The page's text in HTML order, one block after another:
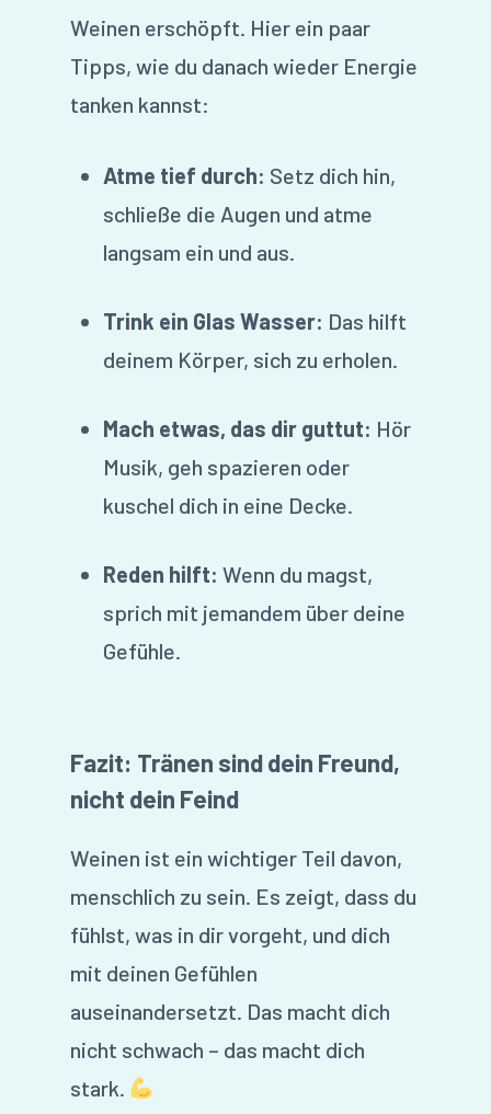
Weinen erschöpft. Hier ein paar
Tipps, wie du danach wieder Energie
tanken kannst:
Atme tief durch: Setz dich hin,
schließe die Augen und atme
langsam ein und aus.
Trink ein Glas Wasser: Das hilft
deinem Körper, sich zu erholen.
Mach etwas, das dir guttut: Hör
Musik, geh spazieren oder
kuschel dich in eine Decke.
Reden hilft: Wenn du magst,
sprich mit jemandem über deine
Gefühle.
Fazit: Tränen sind dein Freund,
nicht dein Feind
Weinen ist ein wichtiger Teil davon,
menschlich zu sein. Es zeigt, dass du
fühlst, was in dir vorgeht, und dich
mit deinen Gefühlen
auseinandersetzt. Das macht dich
nicht schwach – das macht dich
stark.